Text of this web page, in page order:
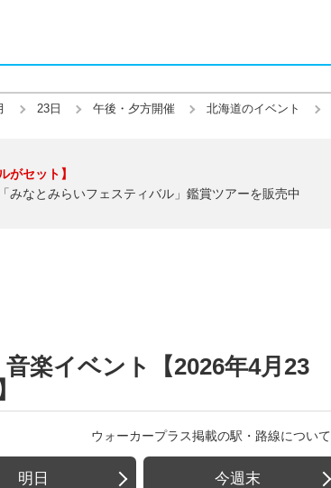
23日 午後・夕方開催 北海道のイベント
がセット】
みなとみらいフェスティバル」鑑賞ツアーを販売中
楽イベント【2026年4月23
ウォーカープラス掲載の駅・路線について
明日 今週末